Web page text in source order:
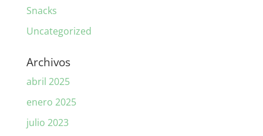
Snacks
Uncategorized
Archivos
abril 2025
enero 2025
julio 2023